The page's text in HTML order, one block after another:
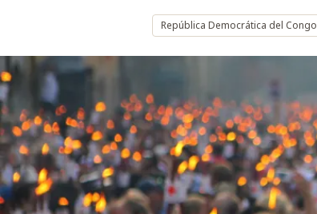
República Democrática del Congo